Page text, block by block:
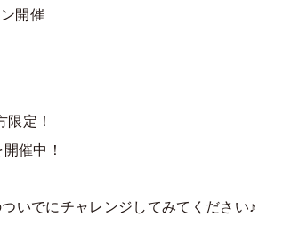
開催
定！
催中！
いでにチャレンジしてみてください♪